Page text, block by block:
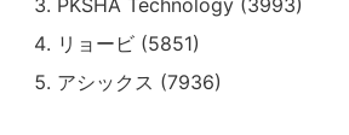
リョービ (5851)
アシックス (7936)